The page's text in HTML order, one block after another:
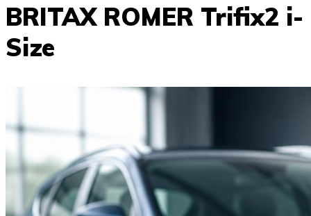
BRITAX ROMER Trifix2 i-
Size